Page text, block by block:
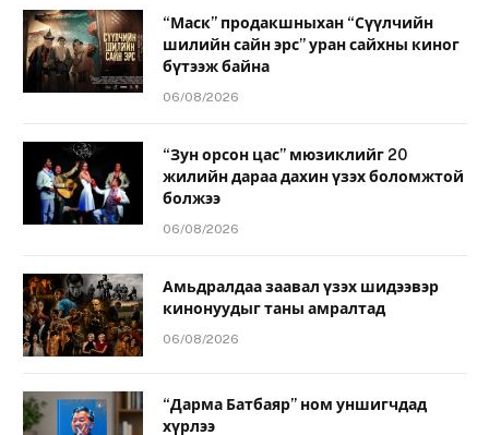
“Маск” продакшныхан “Сүүлчийн
шилийн сайн эрс” уран сайхны киног
бүтээж байна
06/08/2026
“Зун орсон цас” мюзиклийг 20
жилийн дараа дахин үзэх боломжтой
болжээ
06/08/2026
Амьдралдаа заавал үзэх шидээвэр
кинонуудыг таны амралтад
06/08/2026
“Дарма Батбаяр” ном уншигчдад
хүрлээ